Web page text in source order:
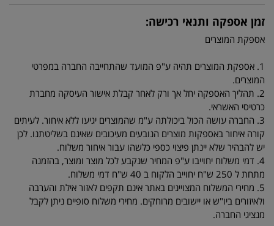
זמן אספקה ותנאי רכישה:
אספקת המוצרים
1. אספקת המוצרים תהיה ע"פ המועד שהתחייבה החברה במפרטי
המוצרים.
2. תהליך האספקה יחל אך ורק לאחר קבלת אישור העיסקה מחברת
כרטיסי האשראי.
3. החברה עושה הכול ביכולתה ע"מ שהמוצרים יגיעו ללא איחור. לעיתים
קורה איחור באספקות מוצרים הנובעים מעיכובים שאינם בשליטתנו. לכן
יש להבהיר שלא יינתן פיצוי כספי כלשהו עבור איחור משלוח.
4. דמי משלוח יחוייבו ע"פ המחיר שנקבע לכל מוצר ומוצר, בהזמנה
מתחת ל 250 ש"ח יחוייב הלקוח ב 40 ש"ח דמי משלוח.
5. מחירי המשלוח המצויינים באתר אינם תקפים לאזור אילת והערבה
ולאיזורים ביו"ש או יישובים מרוחקים. מחירי משלוח סופיים ניתן לקבל
מנציגי החברה.